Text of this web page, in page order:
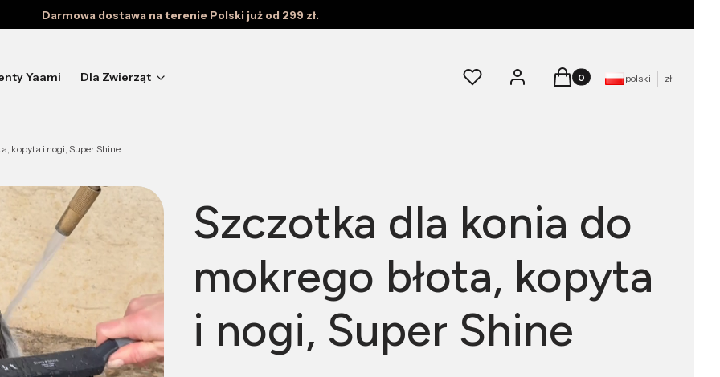
Darmowa dostawa na terenie Polski już od 299 zł.
Yaami Dla Zwierząt Ulubione Zaloguj sięProdukty w koszyku: 0.
Koszyk polski zł
kopyta i nogi, Super Shine
Szczotka dla konia do
mokrego błota, kopyta
i nogi, Super Shine